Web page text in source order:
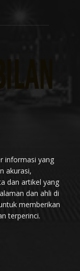
informasi yang
akurasi,
dan artikel yang
dan ahli di
memberikan
terperinci.